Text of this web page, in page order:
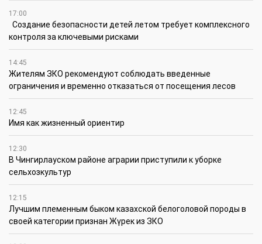
17:00
Создание безопасности детей летом требует комплексного
контроля за ключевыми рисками
14:45
Жителям ЗКО рекомендуют соблюдать введенные
ограничения и временно отказаться от посещения лесов
12:45
Имя как жизненный ориентир
12:30
В Чингирлауском районе аграрии приступили к уборке
сельхозкультур
12:15
Лучшим племенным быком казахской белоголовой породы в
своей категории признан Жүрек из ЗКО